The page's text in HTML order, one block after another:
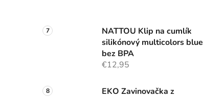
NATTOU Klip na cumlík
silikónový multicolors blue
bez BPA
€12,95
EKO Zavinovačka z